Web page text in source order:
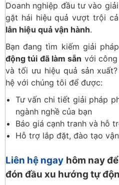
Doanh nghiệp đầu tư vào
gặt hái hiệu quả vượt trội
lẫn hiệu quả vận hành.
Bạn đang tìm kiếm giải
động túi đã làm sẵn với
và tối ưu hiệu quả sản
hệ với chúng tôi để được:
Tư vấn chi tiết giải pháp
ngành nghề của bạn
Báo giá cạnh tranh và hỗ
Hỗ trợ lắp đặt, đào tạo
Liên hệ ngay hôm nay
đón đầu xu hướng tự